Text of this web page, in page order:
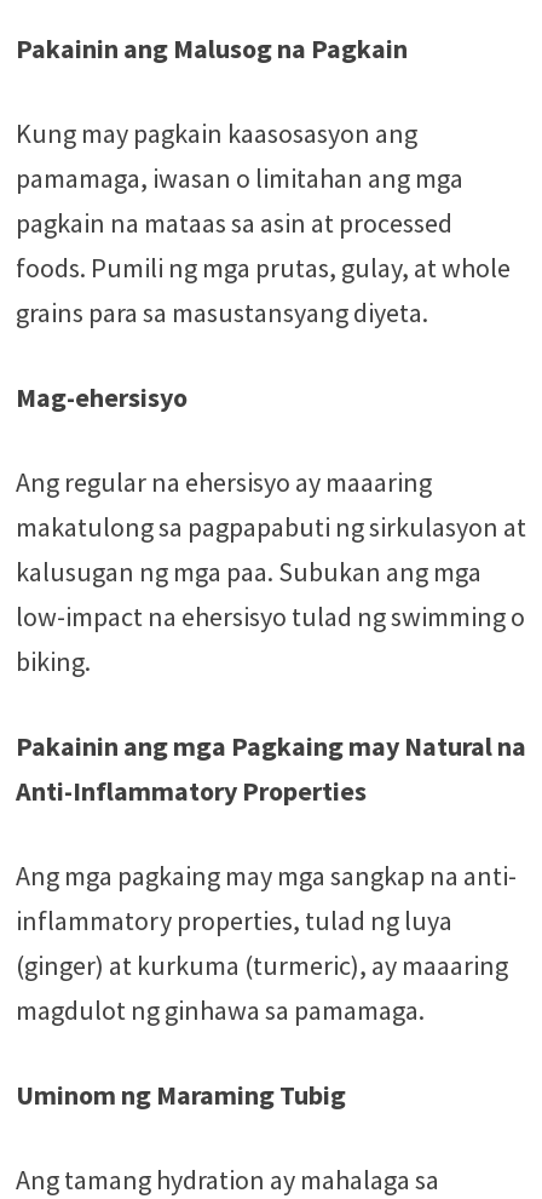
Pakainin ang Malusog na Pagkain
Kung may pagkain kaasosasyon ang
pamamaga, iwasan o limitahan ang mga
pagkain na mataas sa asin at processed
foods. Pumili ng mga prutas, gulay, at whole
grains para sa masustansyang diyeta.
Mag-ehersisyo
Ang regular na ehersisyo ay maaaring
makatulong sa pagpapabuti ng sirkulasyon at
kalusugan ng mga paa. Subukan ang mga
low-impact na ehersisyo tulad ng swimming o
biking.
Pakainin ang mga Pagkaing may Natural na
Anti-Inflammatory Properties
Ang mga pagkaing may mga sangkap na anti-
inflammatory properties, tulad ng luya
(ginger) at kurkuma (turmeric), ay maaaring
magdulot ng ginhawa sa pamamaga.
Uminom ng Maraming Tubig
Ang tamang hydration ay mahalaga sa